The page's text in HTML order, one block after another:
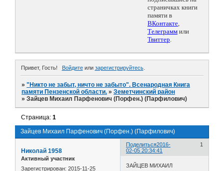
страничках книги
памяти в
ВКонтакте,
Телеграмм или
Твиттер.
Привет, Гость! Войдитеили зарегистрируйтесь.
»"Никто не забыт, ничто не забыто". Всенародная Книга
памяти Пензенской области. »Земетчинский район
»Зайцев Михаил Парфенович (Порфен.) (Парфилович)
Зайцев Михаил Парфенович (Порфен.) (Парфилович)
Страница:1
Поделиться 1
2016-
02-05 20:34:41
Николай 1958
Активный участник
Зарегистрирован: 2015-11-25
ЗАЙЦЕВ МИХАИЛ